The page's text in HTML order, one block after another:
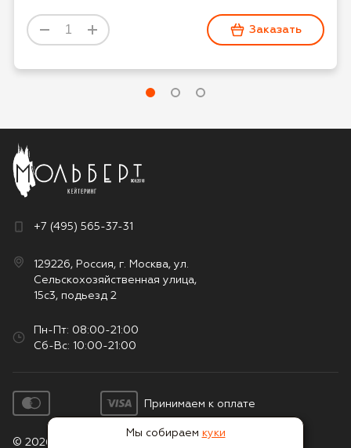
Заказать
+7 (495) 565-37-31
129226, Россия, г. Москва, ул.
Сельскохозяйственная улица,
15с3, подьезд 2
Пн-Пт: 08:00-21:00
Сб-Вс: 10:00-21:00
© 2026. Все права защищены
Принимаем к оплате
Мы собираем куки